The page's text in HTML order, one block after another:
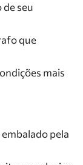
seu
que
mais
pela